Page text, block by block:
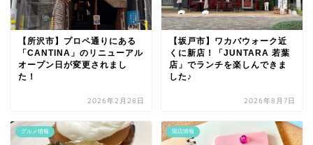
【所沢市】プロペ通りにある
「CANTINA」のリニューアル
オープン日が変更されまし
た！
2026年2月28日
【坂戸市】ワカバウォーク近
くに新店！「JUNTARA 若葉
店」でランチを楽しんできま
した♪
2026年8月7日
グルメ情報 開店情報